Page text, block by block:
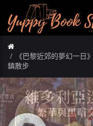
《巴黎近郊的夢幻一日
鎮散步